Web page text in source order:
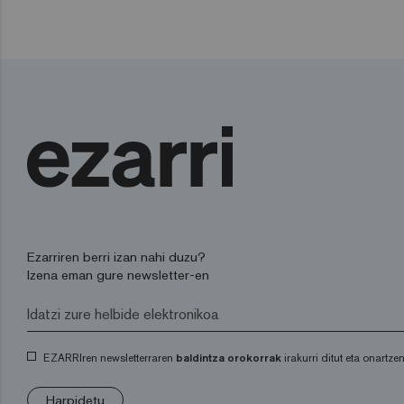
Ezarriren berri izan nahi duzu?
Izena eman gure newsletter-en
EZARRIren newsletterraren baldintza orokorrak irakurri ditut eta
Harpidetu